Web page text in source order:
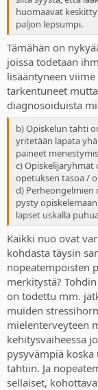
huomaavat
paljon lepsumpi.
Tämähän on
joissa todetaan
lisääntyneen
tarkentuneet
diagnosoiduista
b) Opiskelun tahti
yritetään lapata
paineet
c) Opiskelijaryhmät
opetuksen tasoa /
d) Perheongelmien
pysty
lapset uskalla
Kaikki nuo ovat
kohdasta täysin
nopeatempoisten
merkitystä?
on todettu mm.
muiden
mielenterveyteen
kehitysvaiheessa
pysyvämpiä
tahtiin. Ja
sellaiset,